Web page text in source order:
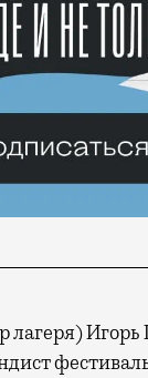
лагеря)